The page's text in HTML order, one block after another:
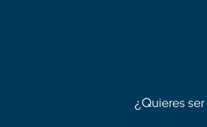
¿Quieres